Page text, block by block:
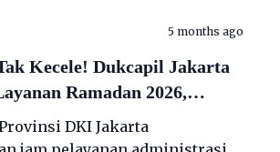
5 months ago
Kecele! Dukcapil Jakarta
Ramadan 2026,
Resmi Ditiadakan
DKI Jakarta